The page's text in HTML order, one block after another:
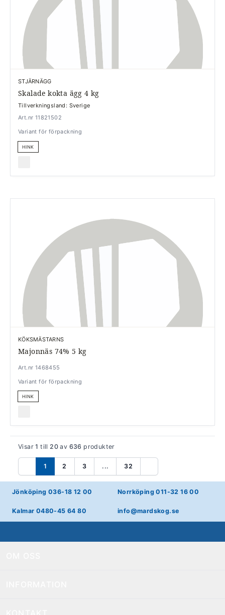
STJÄRNÄGG
Skalade kokta ägg 4 kg
Tillverkningsland: Sverige
Art.nr 11821502
Variant för förpackning
HINK
KÖKSMÄSTARNS
Majonnäs 74% 5 kg
Art.nr 1468455
Variant för förpackning
HINK
Visar1 till20 av 636 produkter
Föregående
1 2 3 ... 32
Nästa
Jönköping 036-18 12 00 Norrköping 011-32 16 00
Kalmar 0480-45 64 80 info@mardskog.se